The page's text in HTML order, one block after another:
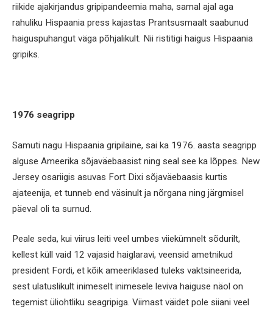
riikide ajakirjandus gripipandeemia maha, samal ajal aga
rahuliku Hispaania press kajastas Prantsusmaalt saabunud
haiguspuhangut väga põhjalikult. Nii ristitigi haigus Hispaania
gripiks.
1976 seagripp
Samuti nagu Hispaania gripilaine, sai ka 1976. aasta seagripp
alguse Ameerika sõjaväebaasist ning seal see ka lõppes. New
Jersey osariigis asuvas Fort Dixi sõjaväebaasis kurtis
ajateenija, et tunneb end väsinult ja nõrgana ning järgmisel
päeval oli ta surnud.
Peale seda, kui viirus leiti veel umbes viiekümnelt sõdurilt,
kellest küll vaid 12 vajasid haiglaravi, veensid ametnikud
president Fordi, et kõik ameeriklased tuleks vaktsineerida,
sest ulatuslikult inimeselt inimesele leviva haiguse näol on
tegemist üliohtliku seagripiga. Viimast väidet pole siiani veel